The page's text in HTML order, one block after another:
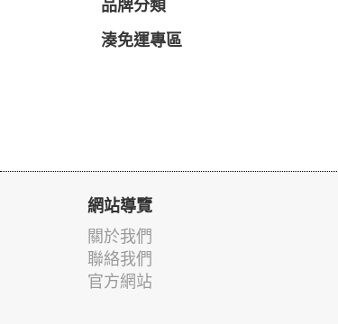
品牌分類
湊免運專區
網站導覽
關於我們
聯絡我們
官方網站